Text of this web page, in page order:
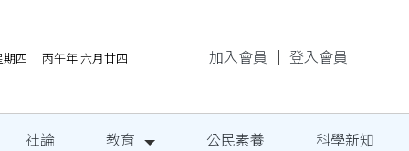
期四 丙午年 六月廿四 加入會員 ｜ 登入會員
社論 教育 公民素養 科學新知